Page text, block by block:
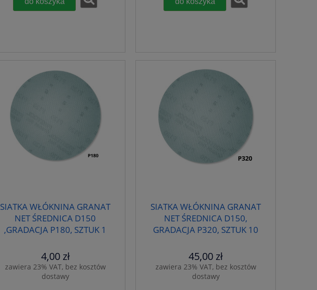
SIATKA WŁÓKNINA GRANAT
NET ŚREDNICA D150
,GRADACJA P180, SZTUK 1
4,00 zł
zawiera 23% VAT, bez kosztów
dostawy
SIATKA WŁÓKNINA GRANAT
NET ŚREDNICA D150,
GRADACJA P320, SZTUK 10
45,00 zł
zawiera 23% VAT, bez kosztów
dostawy